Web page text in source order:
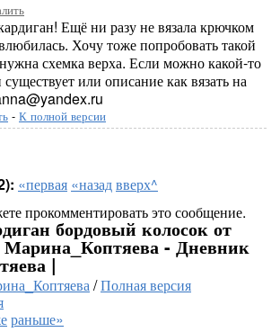
Ещё ни разу не вязала крючком
Хочу тоже попробовать такой
схемка верха. Если можно какой-то
существует или описание как вязать на
- К полной версии
«первая «назадвверх^
прокомментировать это сообщение.
бордовый колосок от
- Дневник
|
/Полная версия
раньше»